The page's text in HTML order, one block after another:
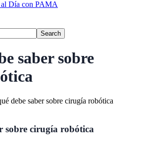
al Día con PAMA
Search
saber sobre
debe saber sobre cirugía robótica
sobre cirugía robótica